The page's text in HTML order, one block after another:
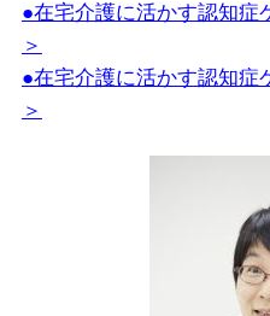
●在宅介護に活かす認知症
＞
●在宅介護に活かす認知症
＞